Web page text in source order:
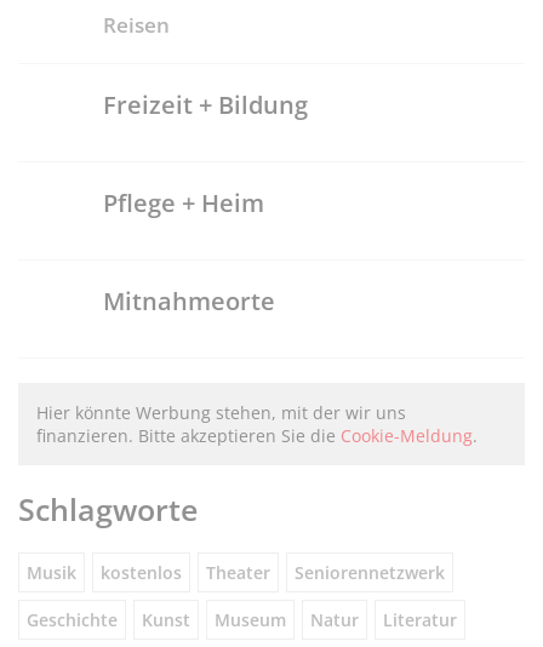
Reisen
Freizeit + Bildung
Pflege + Heim
Mitnahmeorte
Hier könnte Werbung stehen, mit der wir uns
finanzieren. Bitte akzeptieren Sie die Cookie-Meldung.
Schlagworte
Musik kostenlos Theater Seniorennetzwerk
Geschichte Kunst Museum Natur Literatur